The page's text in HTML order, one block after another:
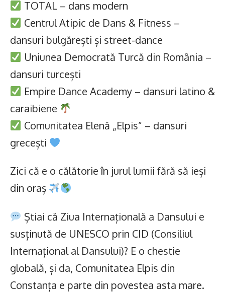
TOTAL – dans modern
Centrul Atipic de Dans & Fitness –
dansuri bulgărești și street-dance
Uniunea Democrată Turcă din România –
dansuri turcești
Empire Dance Academy – dansuri latino &
caraibiene
Comunitatea Elenă „Elpis” – dansuri
grecești
Zici că e o călătorie în jurul lumii fără să ieși
din oraș
Știai că Ziua Internațională a Dansului e
susținută de UNESCO prin CID (Consiliul
Internațional al Dansului)? E o chestie
globală, și da, Comunitatea Elpis din
Constanța e parte din povestea asta mare.